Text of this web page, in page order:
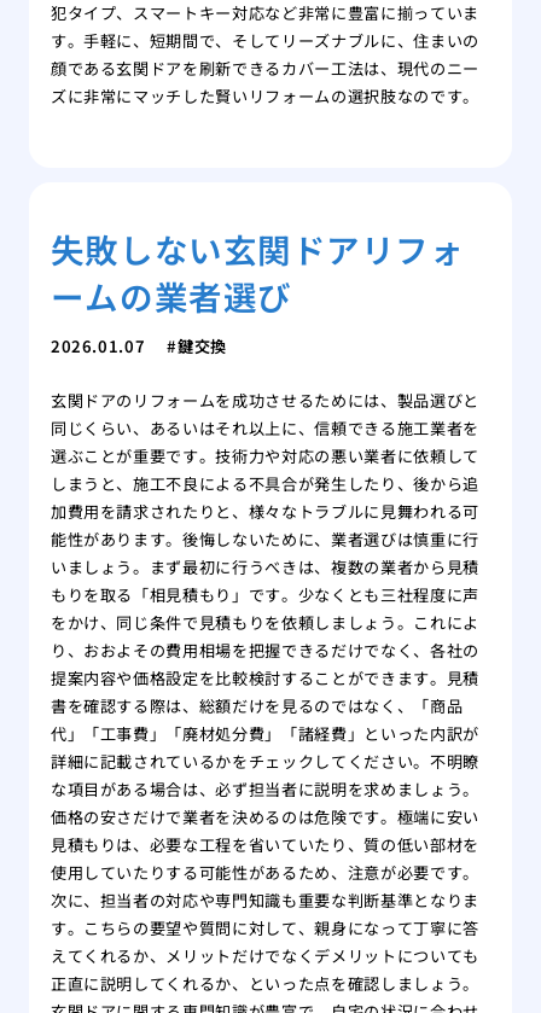
犯タイプ、スマートキー対応など非常に豊富に揃っていま
す。手軽に、短期間で、そしてリーズナブルに、住まいの
顔である玄関ドアを刷新できるカバー工法は、現代のニー
ズに非常にマッチした賢いリフォームの選択肢なのです。
失敗しない玄関ドアリフォ
ームの業者選び
2026.01.07 鍵交換
玄関ドアのリフォームを成功させるためには、製品選びと
同じくらい、あるいはそれ以上に、信頼できる施工業者を
選ぶことが重要です。技術力や対応の悪い業者に依頼して
しまうと、施工不良による不具合が発生したり、後から追
加費用を請求されたりと、様々なトラブルに見舞われる可
能性があります。後悔しないために、業者選びは慎重に行
いましょう。まず最初に行うべきは、複数の業者から見積
もりを取る「相見積もり」です。少なくとも三社程度に声
をかけ、同じ条件で見積もりを依頼しましょう。これによ
り、おおよその費用相場を把握できるだけでなく、各社の
提案内容や価格設定を比較検討することができます。見積
書を確認する際は、総額だけを見るのではなく、「商品
代」「工事費」「廃材処分費」「諸経費」といった内訳が
詳細に記載されているかをチェックしてください。不明瞭
な項目がある場合は、必ず担当者に説明を求めましょう。
価格の安さだけで業者を決めるのは危険です。極端に安い
見積もりは、必要な工程を省いていたり、質の低い部材を
使用していたりする可能性があるため、注意が必要です。
次に、担当者の対応や専門知識も重要な判断基準となりま
す。こちらの要望や質問に対して、親身になって丁寧に答
えてくれるか、メリットだけでなくデメリットについても
正直に説明してくれるか、といった点を確認しましょう。